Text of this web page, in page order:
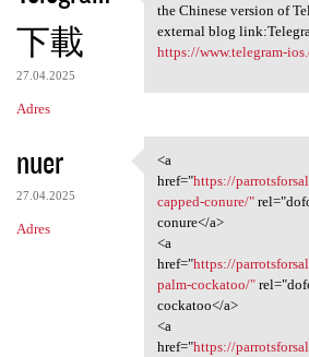
下載
27.04.2025
Adres
For more
the Chinese version of
external blog
https://www.telegram-
nuer
27.04.2025
Adres
<a href="https:/
<a
href="https://
capped-conure/"
conure</a>
<a
href="https://
palm-cockatoo/"
cockatoo</a>
<a
href="https://